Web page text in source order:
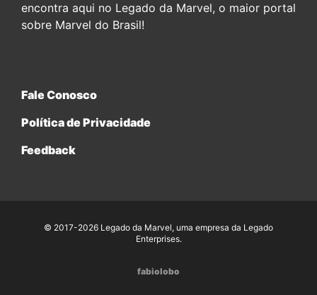
encontra aqui no Legado da Marvel, o maior portal
sobre Marvel do Brasil!
Fale Conosco
Política de Privacidade
Feedback
© 2017-2026 Legado da Marvel, uma empresa da Legado
Enterprises.
fabiolobo